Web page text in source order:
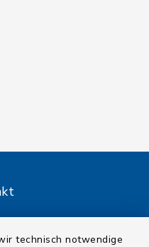
technisch notwendige